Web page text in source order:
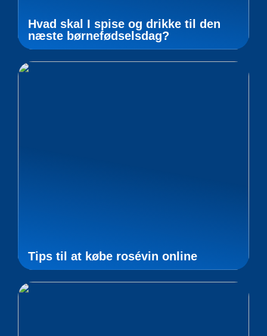
Hvad skal I spise og drikke til den
næste børnefødselsdag?
Tips til at købe rosévin online